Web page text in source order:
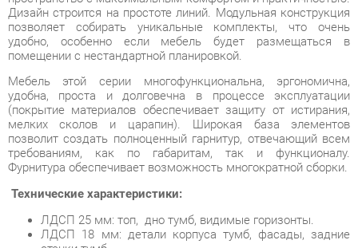
Мебель этой серии многофункциональна, эргономична,
удобна, проста и долговечна в процессе эксплуатации
(покрытие материалов обеспечивает защиту от истирания,
мелких сколов и царапин). Широкая база элементов
требованиям, как по габаритам, так и функционалу.
Фурнитура обеспечивает возможность многократной сборки.
Технические характеристики:
ЛДСП 25 мм: топ, дно тумб, видимые горизонты.
ЛДСП 18 мм: детали корпуса тумб, фасады, задние
стенки тумб.
Кромка ПВХ толщиной 0,4 и 2 мм. С тыльной стороны
все торцы обработанны кромкой 2 мм.
Опоры: труба 50х25.
Направляющие ящиков: шариковые, полного